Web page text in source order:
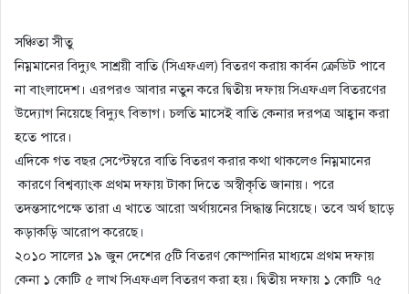
সঞ্চিতা সীতু
নিম্নমানের বিদ্যুৎ সাশ্রয়ী বাতি (সিএফএল) বিতরণ করায় কার্বন ক্রেডিট পাবে
না বাংলাদেশ। এরপরও আবার নতুন করে দ্বিতীয় দফায় সিএফএল বিতরণের
উদ্যোগ নিয়েছে বিদ্যুৎ বিভাগ। চলতি মাসেই বাতি কেনার দরপত্র আহ্বান করা
হতে পারে।
এদিকে গত বছর সেপ্টেম্বরে বাতি বিতরণ করার কথা থাকলেও নিম্নমানের
কারণে বিশ্বব্যাংক প্রথম দফায় টাকা দিতে অস্বীকৃতি জানায়। পরে
তদন্তসাপেক্ষে তারা এ খাতে আরো অর্থায়নের সিদ্ধান্ত নিয়েছে। তবে অর্থ ছাড়ে
কড়াকড়ি আরোপ করেছে।
২০১০ সালের ১৯ জুন দেশের ৫টি বিতরণ কোম্পানির মাধ্যমে প্রথম দফায়
কেনা ১ কোটি ৫ লাখ সিএফএল বিতরণ করা হয়। দ্বিতীয় দফায় ১ কোটি ৭৫